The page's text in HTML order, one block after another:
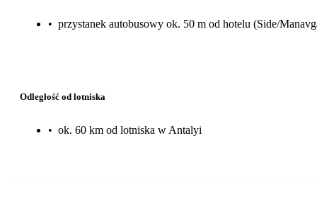
• przystanek autobusowy ok. 50 m od hotelu (Side/
Odległość od lotniska
• ok. 60 km od lotniska w Antalyi